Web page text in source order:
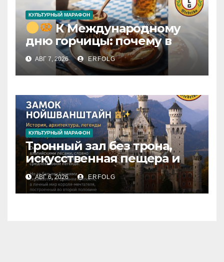
КУЛЬТУРНЫЙ МАРАФОН
К Международному
дню горчицы: почему в
Германии Senf — это
гораздо больше, чем
просто соус?
АВГ 7, 2026 ERFOLG
КУЛЬТУРНЫЙ МАРАФОН
Тронный зал без трона,
искусственная пещера и
только 14 завершённых
комнат: какие тайны
скрывает Нойшванштайн?
АВГ 6, 2026 ERFOLG